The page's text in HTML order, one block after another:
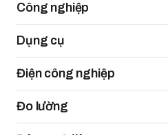
Công nghiệp
Dụng cụ
Điện công nghiệp
Đo lường